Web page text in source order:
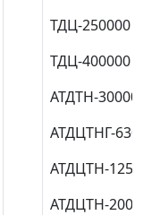
ТДЦ-250000
ТДЦ-400000
АТДТН-30000
АТДЦТНГ-
АТДЦТН-
АТДЦТН-